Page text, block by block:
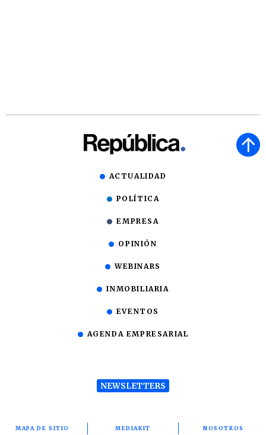
ACTUALIDAD
POLÍTICA
EMPRESA
OPINIÓN
WEBINARS
INMOBILIARIA
EVENTOS
AGENDA EMPRESARIAL
NEWSLETTERS
MAPA DE SITIO MEDIAKIT NOSOTROS